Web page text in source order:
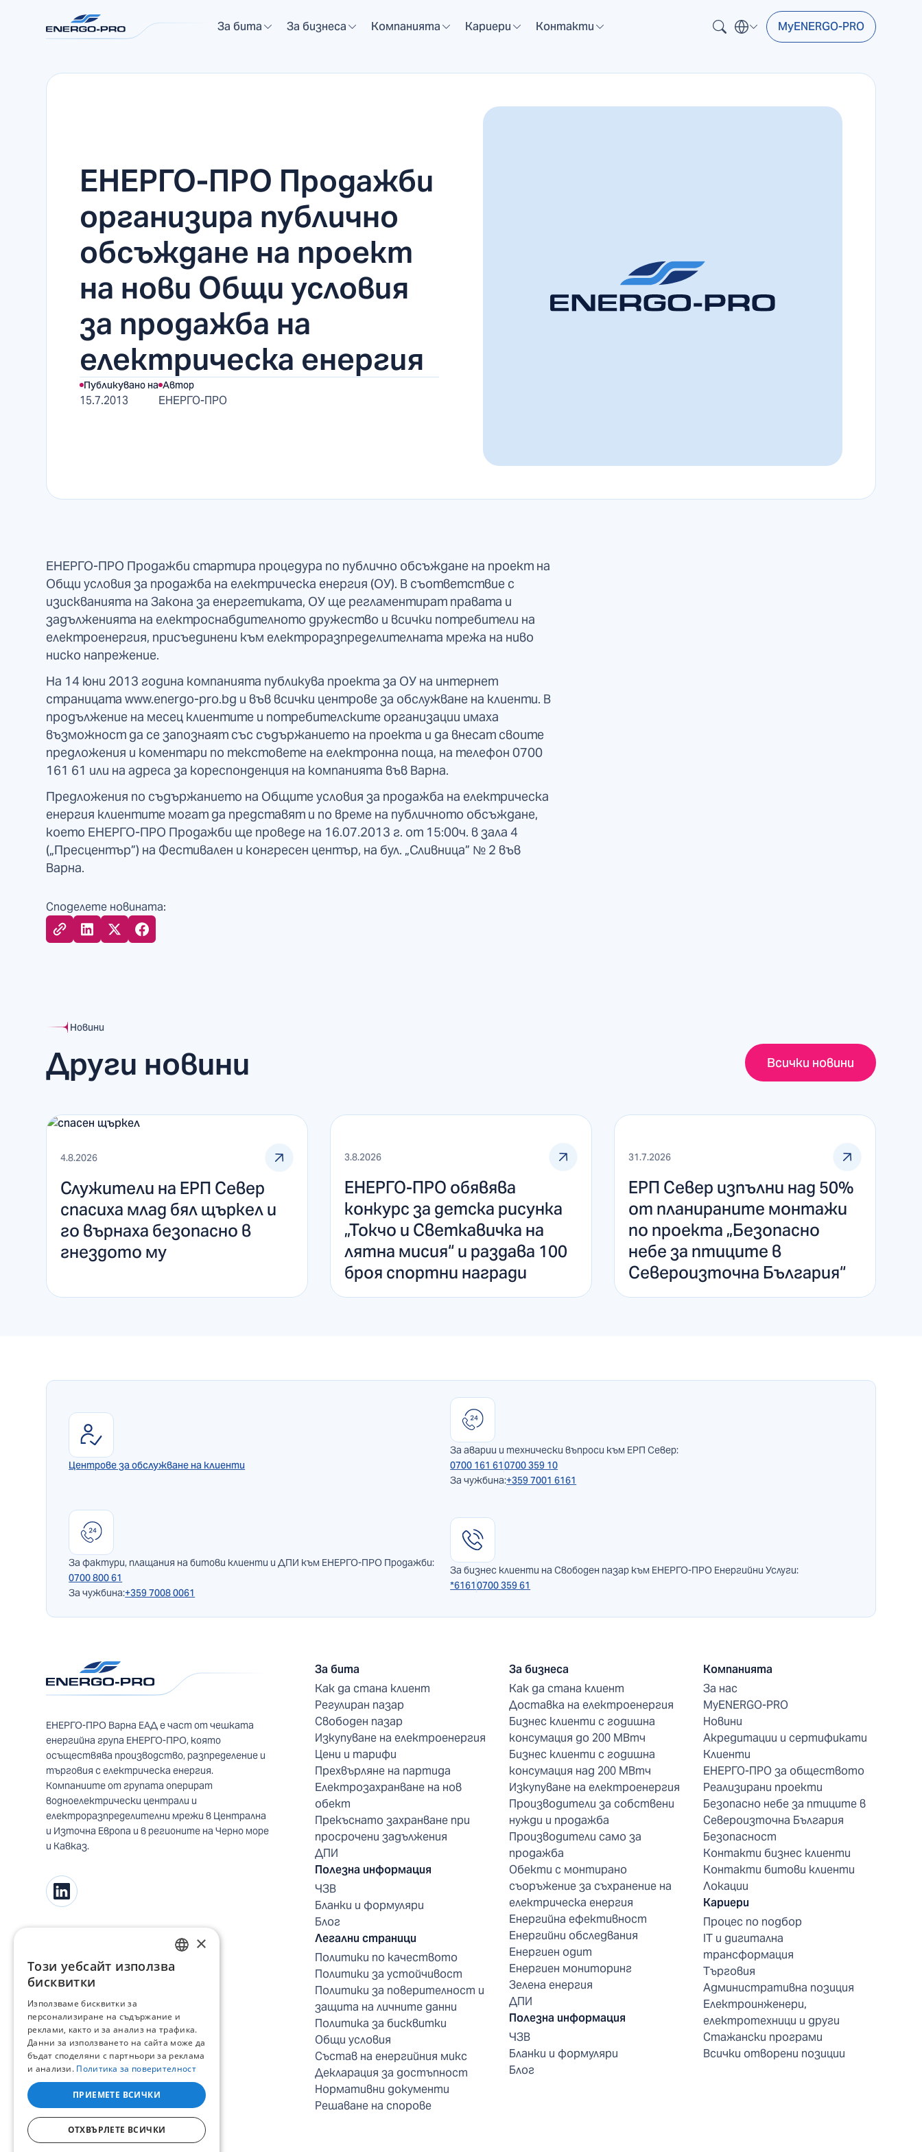
За бита За бизнеса Компанията Кариери Контакти MyENERGO-PRO
ЕНЕРГО-ПРО Продажби
организира публично
обсъждане на проект
на нови Общи условия
за продажба на
електрическа енергия
Публикувано на
15.7.2013
Автор
ЕНЕРГО-ПРО
ЕНЕРГО-ПРО Продажби стартира процедура по публично обсъждане на проект на
Общи условия за продажба на електрическа енергия (ОУ). В съответствие с
изискванията на Закона за енергетиката, ОУ ще регламентират правата и
задълженията на електроснабдителното дружество и всички потребители на
електроенергия, присъединени към електроразпределителната мрежа на ниво
ниско напрежение.
На 14 юни 2013 година компанията публикува проекта за ОУ на интернет
страницата www.energo-pro.bg и във всички центрове за обслужване на клиенти. В
продължение на месец клиентите и потребителските организации имаха
възможност да се запознаят със съдържанието на проекта и да внесат своите
предложения и коментари по текстовете на електронна поща, на телефон 0700
161 61 или на адреса за кореспонденция на компанията във Варна.
Предложения по съдържанието на Общите условия за продажба на електрическа
енергия клиентите могат да представят и по време на публичното обсъждане,
което ЕНЕРГО-ПРО Продажби ще проведе на 16.07.2013 г. от 15:00ч. в зала 4
(„Пресцентър”) на Фестивален и конгресен център, на бул. „Сливница” № 2 във
Варна.
Споделете новината:
Новини
Други новини Всички новини
4.8.2026
Служители на ЕРП Север
спасиха млад бял щъркел и
го върнаха безопасно в
гнездото му
3.8.2026
ЕНЕРГО-ПРО обявява
конкурс за детска рисунка
„Токчо и Светкавичка на
лятна мисия“ и раздава 100
броя спортни награди
31.7.2026
ЕРП Север изпълни над 50%
от планираните монтажи
по проекта „Безопасно
небе за птиците в
Североизточна България“
Центрове за обслужване на клиенти
За аварии и технически въпроси към ЕРП Север:
0700 161 610700 359 10
За чужбина:+359 7001 6161
За фактури, плащания на битови клиенти и ДПИ към ЕНЕРГО-ПРО Продажби:
0700 800 61
За чужбина:+359 7008 0061
За бизнес клиенти на Свободен пазар към ЕНЕРГО-ПРО Енергийни Услуги:
*61610700 359 61
ЕНЕРГО-ПРО Варна ЕАД е част от чешката
енергийна група ЕНЕРГО-ПРО, която
осъществява производство, разпределение и
търговия с електрическа енергия.
Компаниите от групата оперират
водноелектрически централи и
електроразпределителни мрежи в Централна
и Източна Европа и в регионите на Черно море
и Кавказ.
За бита
Как да стана клиент
Регулиран пазар
Свободен пазар
Изкупуване на електроенергия
Цени и тарифи
Прехвърляне на партида
Електрозахранване на нов
обект
Прекъснато захранване при
просрочени задължения
ДПИ
Полезна информация
ЧЗВ
Бланки и формуляри
Блог
Легални страници
Политики по качеството
Политики за устойчивост
Политики за поверителност и
защита на личните данни
Политика за бисквитки
Общи условия
Състав на енергийния микс
Декларация за достъпност
Нормативни документи
Решаване на спорове
За бизнеса
Как да стана клиент
Доставка на електроенергия
Бизнес клиенти с годишна
консумация до 200 МВтч
Бизнес клиенти с годишна
консумация над 200 МВтч
Изкупуване на електроенергия
Производители за собствени
нужди и продажба
Производители само за
продажба
Обекти с монтирано
съоръжение за съхранение на
електрическа енергия
Енергийна ефективност
Енергийни обследвания
Енергиен одит
Енергиен мониторинг
Зелена енергия
ДПИ
Полезна информация
ЧЗВ
Бланки и формуляри
Блог
Компанията
За нас
MyENERGO-PRO
Новини
Акредитации и сертификати
Клиенти
ЕНЕРГО-ПРО за обществото
Реализирани проекти
Безопасно небе за птиците в
Североизточна България
Безопасност
Контакти бизнес клиенти
Контакти битови клиенти
Локации
Кариери
Процес по подбор
IT и дигитална
трансформация
Търговия
Административна позиция
Електроинженери,
електротехници и други
Стажански програми
Всички отворени позиции
BULGARIAN
×
Този уебсайт използва
бисквитки
Използваме бисквитки за
персонализиране на съдържание и
реклами, както и за анализ на трафика.
Данни за използването на сайта може да
бъдат споделяни с партньори за реклама
и анализи. Политика за поверителност
ПРИЕМЕТЕ ВСИЧКИ
ОТХВЪРЛЕТЕ ВСИЧКИ